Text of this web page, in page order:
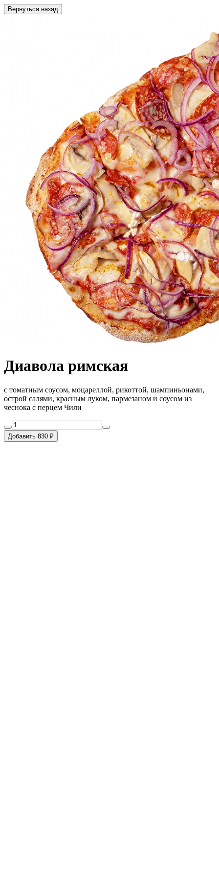
Вернуться назад
Диавола римская
с томатным соусом, моцареллой, рикоттой, шампиньонами,
острой салями, красным луком, пармезаном и соусом из
чеснока с перцем Чили
Добавить 830 ₽